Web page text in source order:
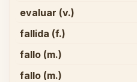
evaluar (v.)
fallida (f.)
fallo (m.)
fallo (m.)